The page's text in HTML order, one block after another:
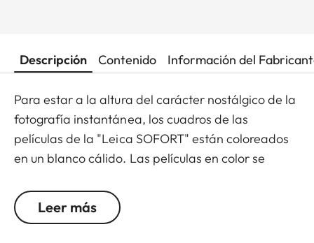
Descripción Contenido Información del
Para estar a la altura del carácter nostálgico de la
fotografía instantánea, los cuadros de las
películas de la "Leica SOFORT" están coloreados
en un blanco cálido. Las películas en color se
y también están disponibles en paquetes dobles
con 20 exposiciones.
Leer más